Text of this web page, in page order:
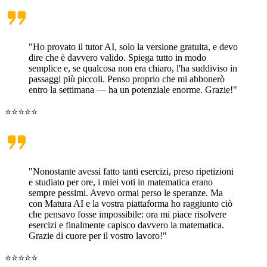
"Ho provato il tutor AI, solo la versione gratuita, e devo
dire che è davvero valido. Spiega tutto in modo
semplice e, se qualcosa non era chiaro, l'ha suddiviso in
passaggi più piccoli. Penso proprio che mi abbonerò
entro la settimana — ha un potenziale enorme. Grazie!"
⭐⭐⭐⭐⭐
"Nonostante avessi fatto tanti esercizi, preso ripetizioni
e studiato per ore, i miei voti in matematica erano
sempre pessimi. Avevo ormai perso le speranze. Ma
con Matura AI e la vostra piattaforma ho raggiunto ciò
che pensavo fosse impossibile: ora mi piace risolvere
esercizi e finalmente capisco davvero la matematica.
Grazie di cuore per il vostro lavoro!"
⭐⭐⭐⭐⭐